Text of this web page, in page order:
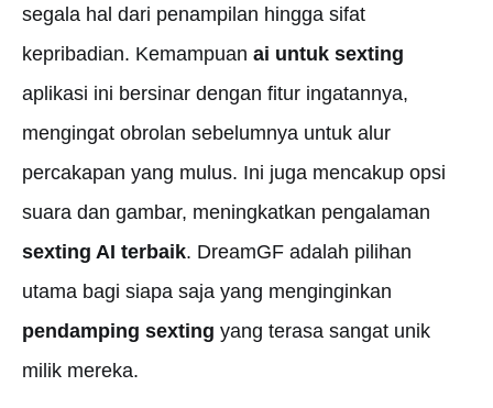
segala hal dari penampilan hingga sifat
kepribadian. Kemampuan ai untuk sexting
aplikasi ini bersinar dengan fitur ingatannya,
mengingat obrolan sebelumnya untuk alur
percakapan yang mulus. Ini juga mencakup opsi
suara dan gambar, meningkatkan pengalaman
sexting AI terbaik. DreamGF adalah pilihan
utama bagi siapa saja yang menginginkan
pendamping sexting yang terasa sangat unik
milik mereka.